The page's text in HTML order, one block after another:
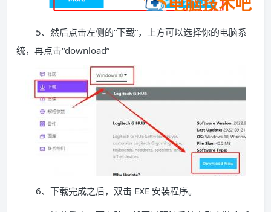
5、然后点击左侧的“下载”，上方可以选择你的电脑系
统，再点击“download”
6、下载完成之后，双击 EXE 安装程序。